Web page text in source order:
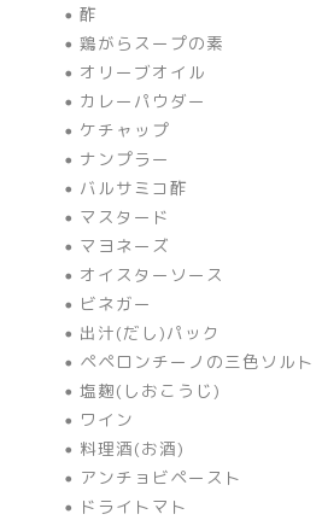
酢
鶏がらスープの素
オリーブオイル
カレーパウダー
ケチャップ
ナンプラー
バルサミコ酢
マスタード
マヨネーズ
オイスターソース
ビネガー
出汁(だし)パック
ペペロンチーノの三色ソルト
塩麹(しおこうじ)
ワイン
料理酒(お酒)
アンチョビペースト
ドライトマト